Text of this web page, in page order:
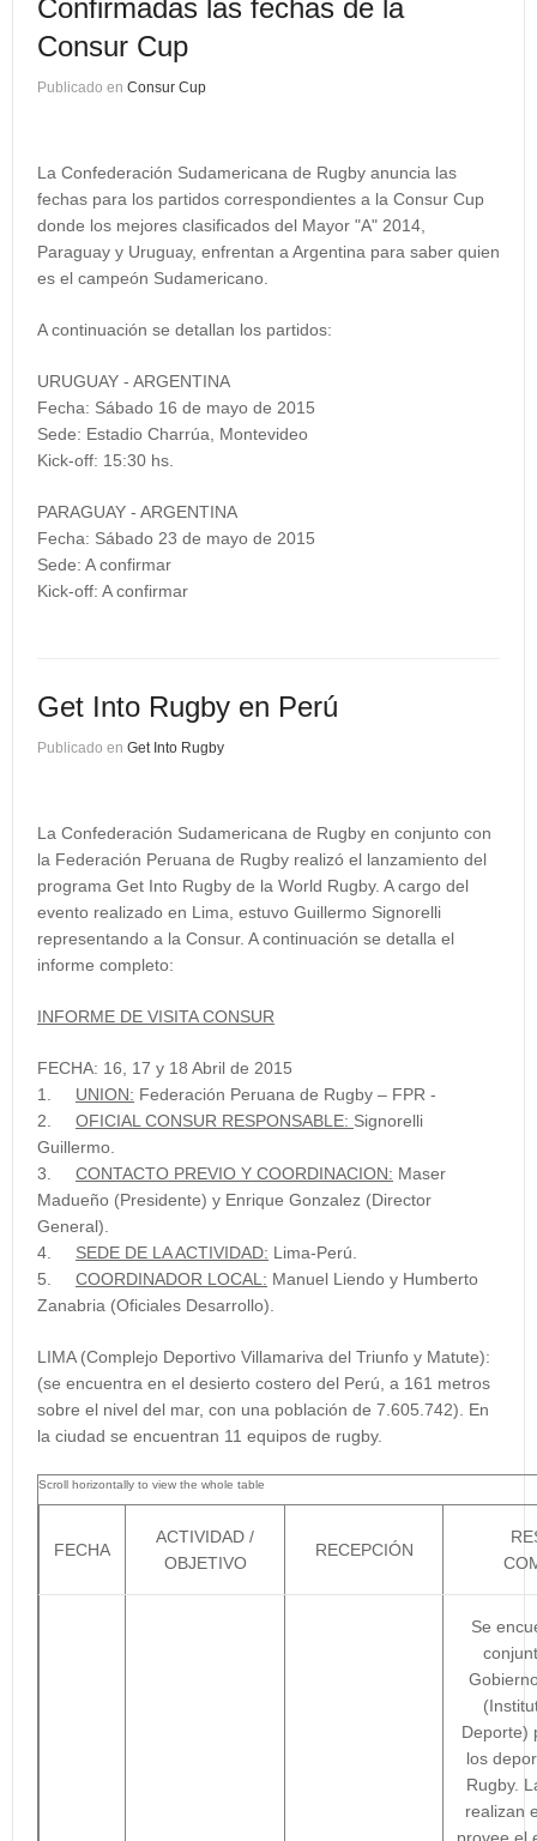
Confirmadas las fechas de la
Consur Cup
Publicado en Consur Cup
La Confederación Sudamericana de Rugby anuncia las
fechas para los partidos correspondientes a la Consur Cup
donde los mejores clasificados del Mayor "A" 2014,
Paraguay y Uruguay, enfrentan a Argentina para saber quien
es el campeón Sudamericano.
A continuación se detallan los partidos:
URUGUAY - ARGENTINA
Fecha: Sábado 16 de mayo de 2015
Sede: Estadio Charrúa, Montevideo
Kick-off: 15:30 hs.
PARAGUAY - ARGENTINA
Fecha: Sábado 23 de mayo de 2015
Sede: A confirmar
Kick-off: A confirmar
Get Into Rugby en Perú
Publicado en Get Into Rugby
La Confederación Sudamericana de Rugby en conjunto con
la Federación Peruana de Rugby realizó el lanzamiento del
programa Get Into Rugby de la World Rugby. A cargo del
evento realizado en Lima, estuvo Guillermo Signorelli
representando a la Consur. A continuación se detalla el
informe completo:
INFORME DE VISITA CONSUR
FECHA: 16, 17 y 18 Abril de 2015
1. UNION: Federación Peruana de Rugby – FPR -
2. OFICIAL CONSUR RESPONSABLE: Signorelli
Guillermo.
3. CONTACTO PREVIO Y COORDINACION: Maser
Madueño (Presidente) y Enrique Gonzalez (Director
General).
4. SEDE DE LA ACTIVIDAD: Lima-Perú.
5. COORDINADOR LOCAL: Manuel Liendo y Humberto
Zanabria (Oficiales Desarrollo).
LIMA (Complejo Deportivo Villamariva del Triunfo y Matute):
(se encuentra en el desierto costero del Perú, a 161 metros
sobre el nivel del mar, con una población de 7.605.742). En
la ciudad se encuentran 11 equipos de rugby.
FECHA
ACTIVIDAD /
OBJETIVO
RECEPCIÓN
Se
Deporte)
los
Rugby.
realizan